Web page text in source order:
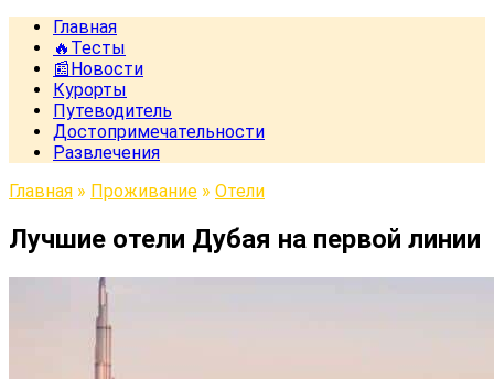
Главная
🔥Тесты
📰Новости
Курорты
Путеводитель
Достопримечательности
Развлечения
Главная » Проживание » Отели
Лучшие отели Дубая на первой линии